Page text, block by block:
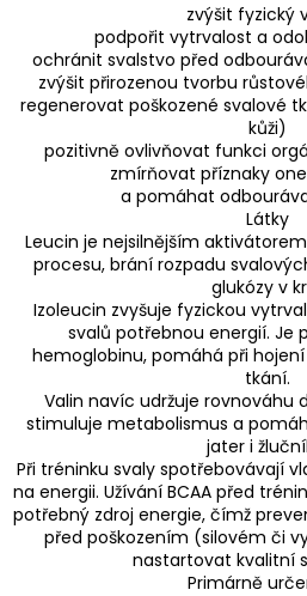
zvýšit fyzický
podpořit vytrvalost a
ochránit svalstvo před
zvýšit přirozenou tvorbu
regenerovat poškozené svalové
kůži)
pozitivně ovlivňovat funkci
zmírňovat příznaky
a pomáhat
Látky
Leucin je nejsilnějším
procesu, brání rozpadu
glukózy v
Izoleucin zvyšuje fyzickou
svalů potřebnou energií. Je
hemoglobinu, pomáhá při
tkání.
Valin navíc udržuje rovnováhu
stimuluje metabolismus a
jater i
Při tréninku svaly spotřebovávají
na energii. Užívání BCAA před
potřebný zdroj energie, čímž
před poškozením (silovém či
nastartovat kvalitní
Primárně